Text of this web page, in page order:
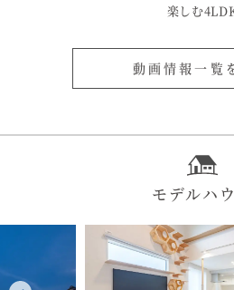
楽しむ
動画情報一覧
モデルハ